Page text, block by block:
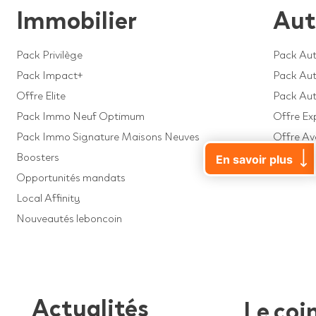
Immobilier
Pack Privilège
Pack Impact+
Offre Elite
Pack Immo Neuf Optimum
Pack Immo Signature Maisons Neuves
Boosters
Opportunités mandats
Local Affinity
Nouveautés leboncoin
Pack
Pack
Pack
Offre
Offre
Offre
Actualités
Le
En savoir plus